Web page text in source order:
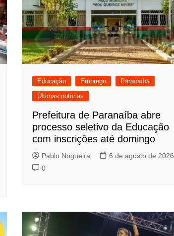
Educação Emprego
Paranaíba
Últimas notícias
Prefeitura de Paranaíba abre
processo seletivo da Educação
com inscrições até domingo
Pablo Nogueira
6 de agosto de 2026
0